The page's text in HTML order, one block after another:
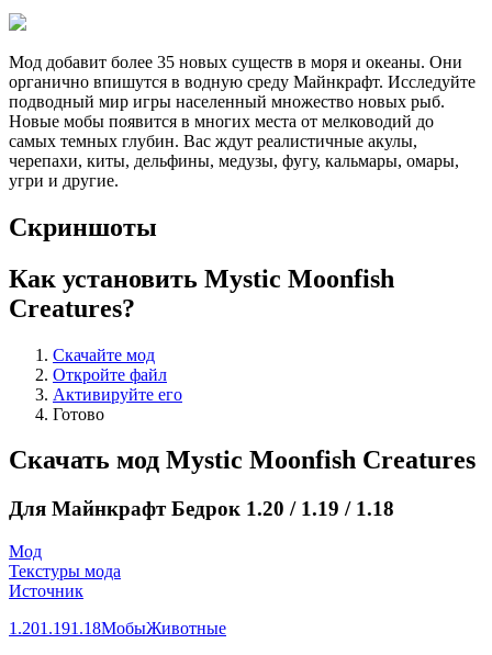
Мод добавит более 35 новых существ в моря и океаны. Они
органично впишутся в водную среду Майнкрафт. Исследуйте
подводный мир игры населенный множество новых рыб.
Новые мобы появится в многих места от мелководий до
самых темных глубин. Вас ждут реалистичные акулы,
черепахи, киты, дельфины, медузы, фугу, кальмары, омары,
угри и другие.
Скриншоты
Как установить Mystic Moonfish
Creatures?
Скачайте мод
Откройте файл
Активируйте его
Готово
Скачать мод Mystic Moonfish Creatures
Для Майнкрафт Бедрок 1.20 / 1.19 / 1.18
Мод
Текстуры мода
Источник
1.201.191.18МобыЖивотные